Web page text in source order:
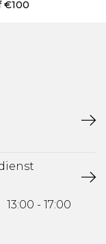
13:00 - 17:00